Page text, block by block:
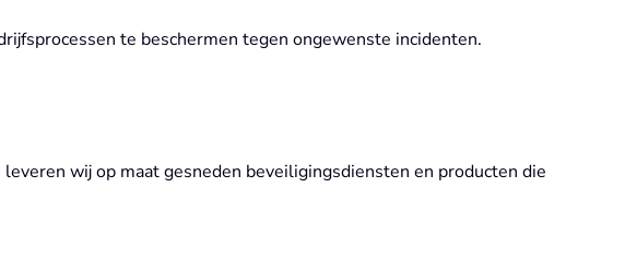
te beschermen tegen ongewenste incidenten.
wij op maat gesneden beveiligingsdiensten en producten die